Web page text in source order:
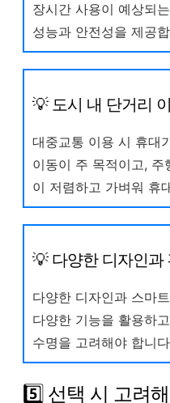
장시간 사용이 예상되
성능과 안전성을 제공
💡 도시 내 단거리
대중교통 이용 시 휴대
이동이 주 목적이고,
이 저렴하고 가벼워 휴
💡 다양한 디자인과
다양한 디자인과 스마
다양한 기능을 활용하
수명을 고려해야 합니
5️⃣ 선택 시 고려